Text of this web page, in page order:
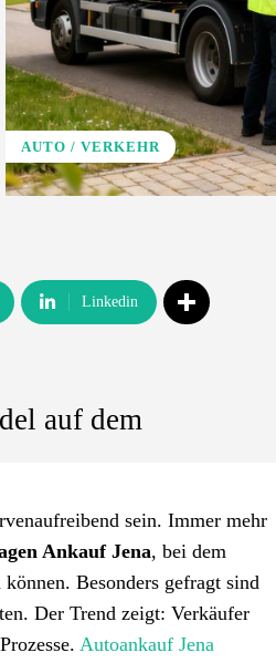
AUTO / VERKEHR
Linkedin
auf dem
sein. Immer mehr
Ankauf Jena, bei dem
Besonders gefragt sind
Der Trend zeigt: Verkäufer
Autoankauf Jena